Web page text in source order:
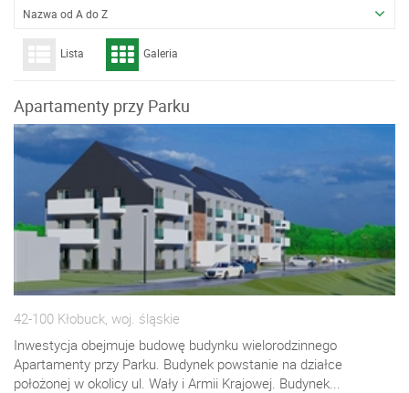
Nazwa od A do Z
Lista Galeria
Apartamenty przy Parku
42-100 Kłobuck, woj. śląskie
Inwestycja obejmuje budowę budynku wielorodzinnego
Apartamenty przy Parku. Budynek powstanie na działce
położonej w okolicy ul. Wały i Armii Krajowej. Budynek...